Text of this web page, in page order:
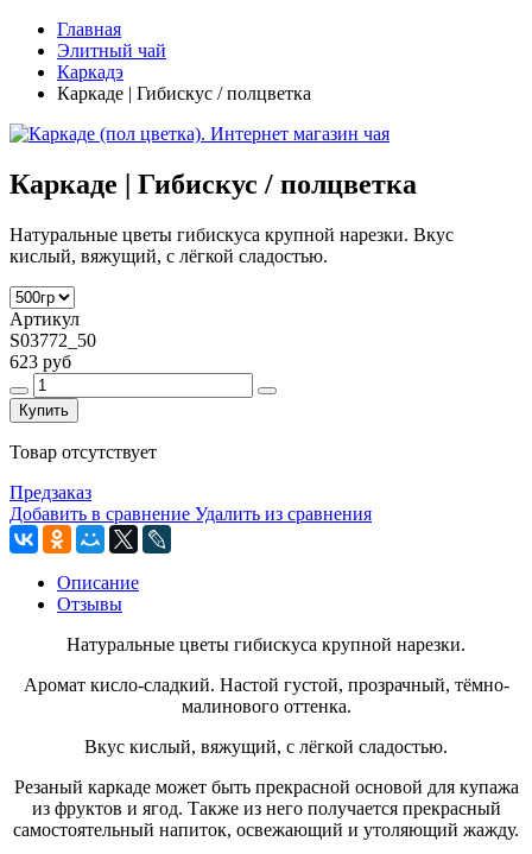
Главная
Элитный чай
Каркадэ
Каркаде | Гибискус / полцветка
Каркаде | Гибискус / полцветка
Натуральные цветы гибискуса крупной нарезки. Вкус
кислый, вяжущий, с лёгкой сладостью.
Артикул
S03772_50
623 руб
Купить
Товар отсутствует
Предзаказ
Добавить в сравнение Удалить из сравнения
Описание
Отзывы
Натуральные цветы гибискуса крупной нарезки.
Аромат кисло-сладкий. Настой густой, прозрачный, тёмно-
малинового оттенка.
Вкус кислый, вяжущий, с лёгкой сладостью.
Резаный каркаде может быть прекрасной основой для купажа
из фруктов и ягод. Также из него получается прекрасный
самостоятельный напиток, освежающий и утоляющий жажду.